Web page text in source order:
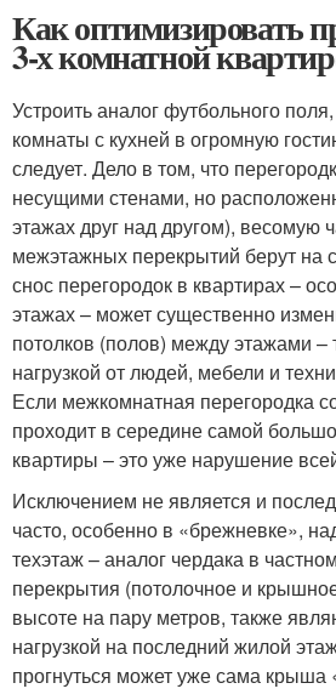
Как оптимизировать
3-х комнатной
Устроить аналог футбольного
комнаты с кухней в огромную
следует. Дело в том, что
несущими стенами, но
этажах друг над другом), весомую
межэтажных перекрытий берут на
снос перегородок в квартирах –
этажах – может существенно
потолков (полов) между этажами –
нагрузкой от людей, мебели и
Если межкомнатная перегородка
проходит в середине самой
квартиры – это уже нарушение
Исключением не является и
часто, особенно в «брежневке»,
техэтаж – аналог чердака в
перекрытия (потолочное и
высоте на пару метров, также
нагрузкой на последний жилой
прогнуться может уже сама крыша